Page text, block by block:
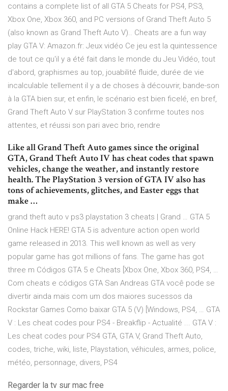
contains a complete list of all GTA 5 Cheats for PS4, PS3,
Xbox One, Xbox 360, and PC versions of Grand Theft Auto 5
(also known as Grand Theft Auto V).. Cheats are a fun way
play GTA V: Amazon.fr: Jeux vidéo Ce jeu est la quintessence
de tout ce qu'il y a été fait dans le monde du Jeu Vidéo, tout
d'abord, graphismes au top, jouabilité fluide, durée de vie
incalculable tellement il y a de choses à découvrir, bande-son
à la GTA bien sur, et enfin, le scénario est bien ficelé, en bref,
Grand Theft Auto V sur PlayStation 3 confirme toutes nos
attentes, et réussi son pari avec brio, rendre
Like all Grand Theft Auto games since the original
GTA, Grand Theft Auto IV has cheat codes that spawn
vehicles, change the weather, and instantly restore
health. The PlayStation 3 version of GTA IV also has
tons of achievements, glitches, and Easter eggs that
make …
grand theft auto v ps3 playstation 3 cheats | Grand … GTA 5
Online Hack HERE! GTA 5 is adventure action open world
game released in 2013. This well known as well as very
popular game has got millions of fans. The game has got
three m Códigos GTA 5 e Cheats [Xbox One, Xbox 360, PS4, …
Com cheats e códigos GTA San Andreas GTA você pode se
divertir ainda mais com um dos maiores sucessos da
Rockstar Games Como baixar GTA 5 (V) [Windows, PS4, … GTA
V : Les cheat codes pour PS4 - Breakflip - Actualité ... GTA V :
Les cheat codes pour PS4 GTA, GTA V, Grand Theft Auto,
codes, triche, wiki, liste, Playstation, véhicules, armes, police,
météo, personnage, divers, PS4
Regarder la tv sur mac free